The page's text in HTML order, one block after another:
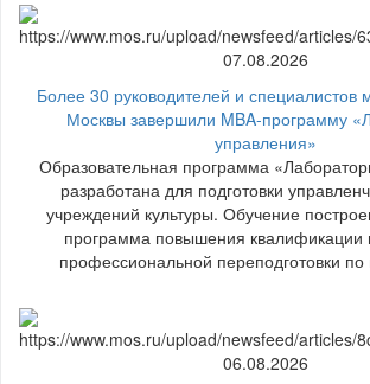
07.08.2026
Более 30 руководителей и специалистов
Москвы завершили MBA-программу
управления»
Образовательная программа
разработана для подготовки
учреждений культуры. Обучение
программа повышения квалификации
профессиональной переподготовки
06.08.2026